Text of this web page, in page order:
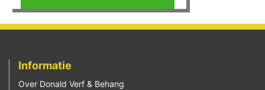
Informatie
Over Donald Verf & Behang